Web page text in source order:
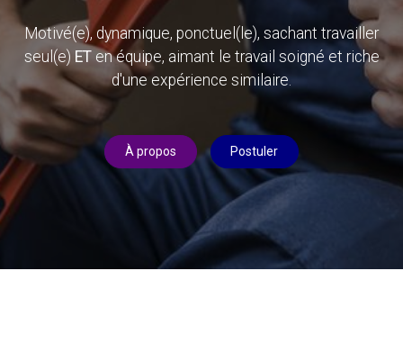
Motivé(e), dynamique, ponctuel(le), sachant travailler
seul(e) ET en équipe, aimant le travail soigné et riche
d'une expérience similaire.
À propos Postuler